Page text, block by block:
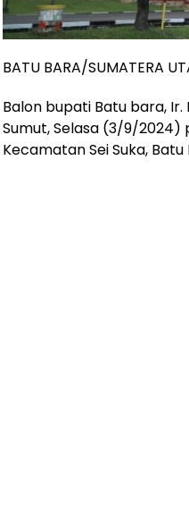
BATU BARA/SUMATERA
Balon bupati Batu bara,
Sumut, Selasa (3/9/2024)
Kecamatan Sei Suka, Batu